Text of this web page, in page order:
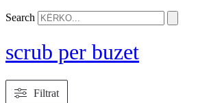
Search
scrub per buzet
Filtrat